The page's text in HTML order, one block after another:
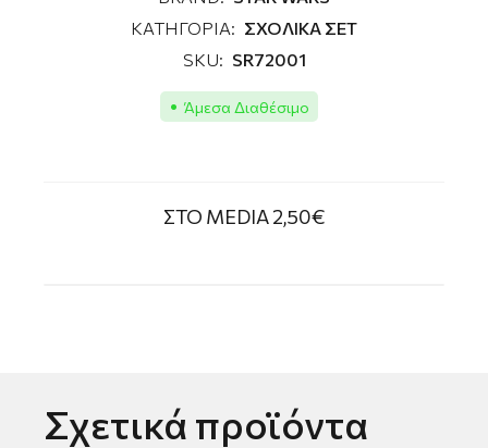
ΚΑΤΗΓΟΡΙΑ: ΣΧΟΛΙΚΑ ΣΕΤ
SKU: SR72001
Άμεσα Διαθέσιμο
ΣΤΟ MEDIA 2,50€
Σχετικά προϊόντα